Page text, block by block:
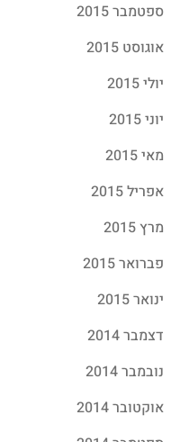
ספטמבר 2015
אוגוסט 2015
יולי 2015
יוני 2015
מאי 2015
אפריל 2015
מרץ 2015
פברואר 2015
ינואר 2015
דצמבר 2014
נובמבר 2014
אוקטובר 2014